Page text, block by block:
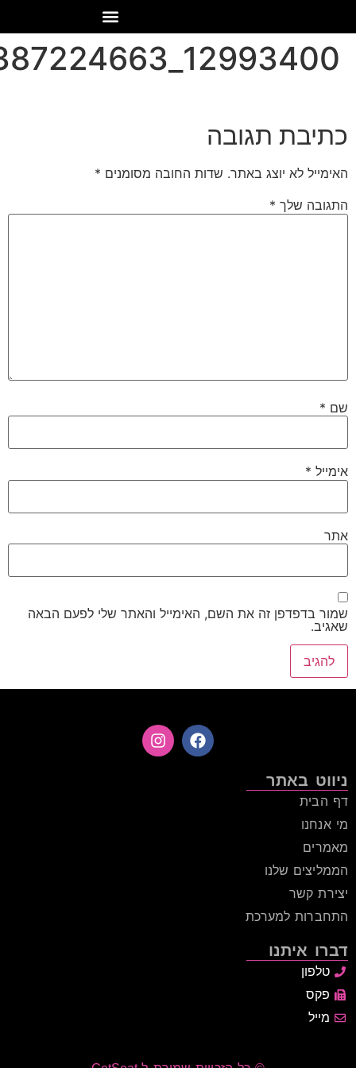
12993400_463056387224663_4660506749789787037_n
כתיבת תגובה
האימייל לא יוצג באתר. שדות החובה מסומנים *
התגובה שלך *
שם *
אימייל *
אתר
שמור בדפדפן זה את השם, האימייל והאתר שלי לפעם הבאה
שאגיב.
ניווט באתר
דף הבית
מי אנחנו
מאמרים
הממליצים שלנו
יצירת קשר
התחברות למערכת
דברו איתנו
טלפון
פקס
מייל